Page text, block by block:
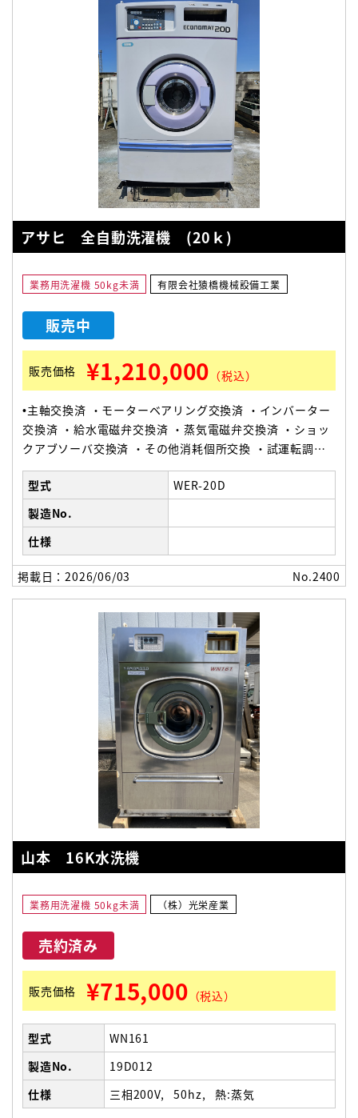
アサヒ 全自動洗濯機 (20ｋ)
業務用洗濯機 50kg未満 有限会社猿橋機械設備工業
販売中
販売価格 ¥1,210,000 （税込）
•主軸交換済 ・モーターベアリング交換済 ・インバーター
交換済 ・給水電磁弁交換済 ・蒸気電磁弁交換済 ・ショッ
クアブソーバ交換済 ・その他消耗個所交換 ・試運転調整
済
型式
WER-20D
製造No.
仕様
掲載日：2026/06/03 No.2400
山本 16K水洗機
業務用洗濯機 50kg未満 （株）光栄産業
売約済み
販売価格 ¥715,000 （税込）
型式
WN161
製造No.
19D012
仕様
三相200V 50hz 熱:蒸気